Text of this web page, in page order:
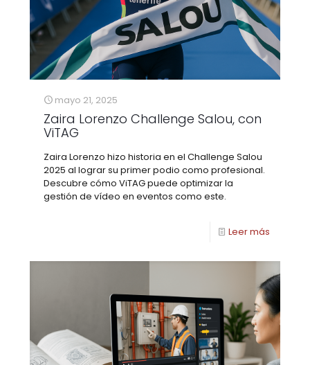
mayo 21, 2025
Zaira Lorenzo Challenge Salou, con
ViTAG
Zaira Lorenzo hizo historia en el Challenge Salou
2025 al lograr su primer podio como profesional.
Descubre cómo ViTAG puede optimizar la
gestión de vídeo en eventos como este.
Leer más